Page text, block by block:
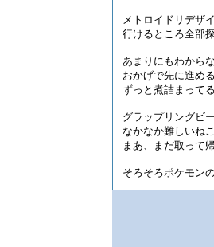
メトロイドリデザ
行けるところ全部
あまりにもわから
おかげで先に進め
ずっと煮詰まって
グラップリングビ
なかなか難しいね
まあ、まだ取って
そろそろポケモン